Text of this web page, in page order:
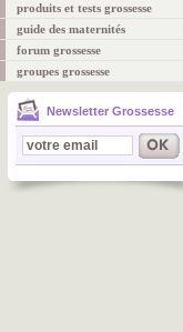
produits et tests grossesse
guide des maternités
forum grossesse
groupes grossesse
Newsletter Grossesse